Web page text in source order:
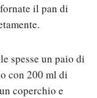
il pan di
spesse un paio di
con 200 ml di
coperchio e